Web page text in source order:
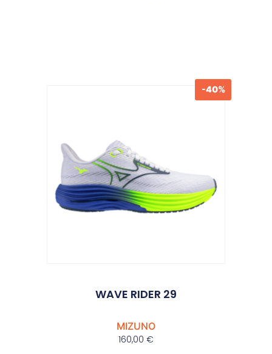
Produits similaires
-40%
WAVE RIDER 29
MIZUNO
160,00 €